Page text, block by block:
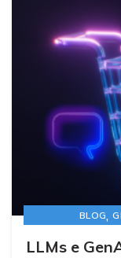
BLOG,
LLMs e